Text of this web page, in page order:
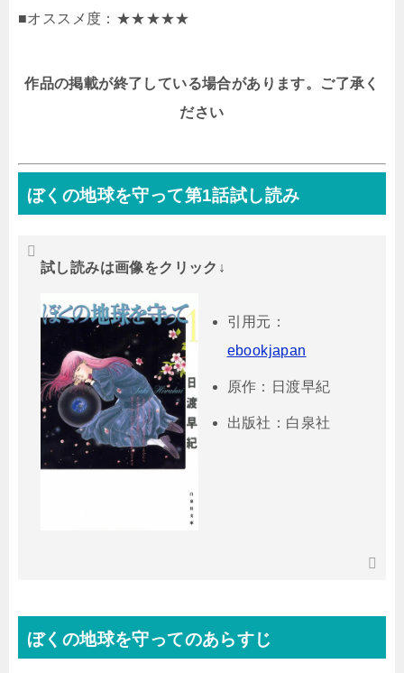
■オススメ度：★★★★★
作品の掲載が終了している場合があります。ご了承く
ださい
ぼくの地球を守って第1話試し読み
試し読みは画像をクリック↓
引用元：
ebookjapan
原作：日渡早紀
出版社：白泉社
ぼくの地球を守ってのあらすじ